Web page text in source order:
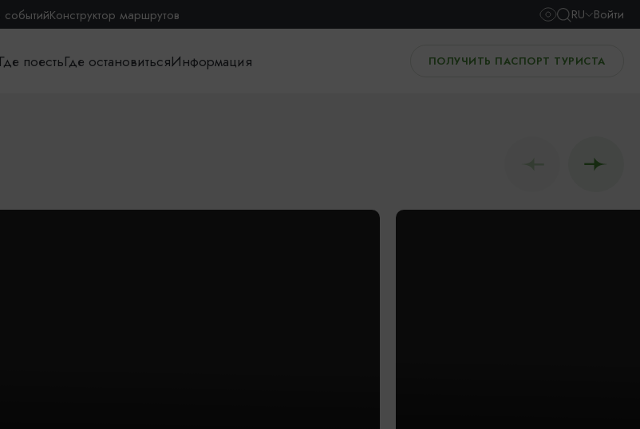
событийКонструктор маршрутов RU Войти
Где поестьГде остановитьсяИнформация ПОЛУЧИТЬ ПАСПОРТ ТУРИСТА